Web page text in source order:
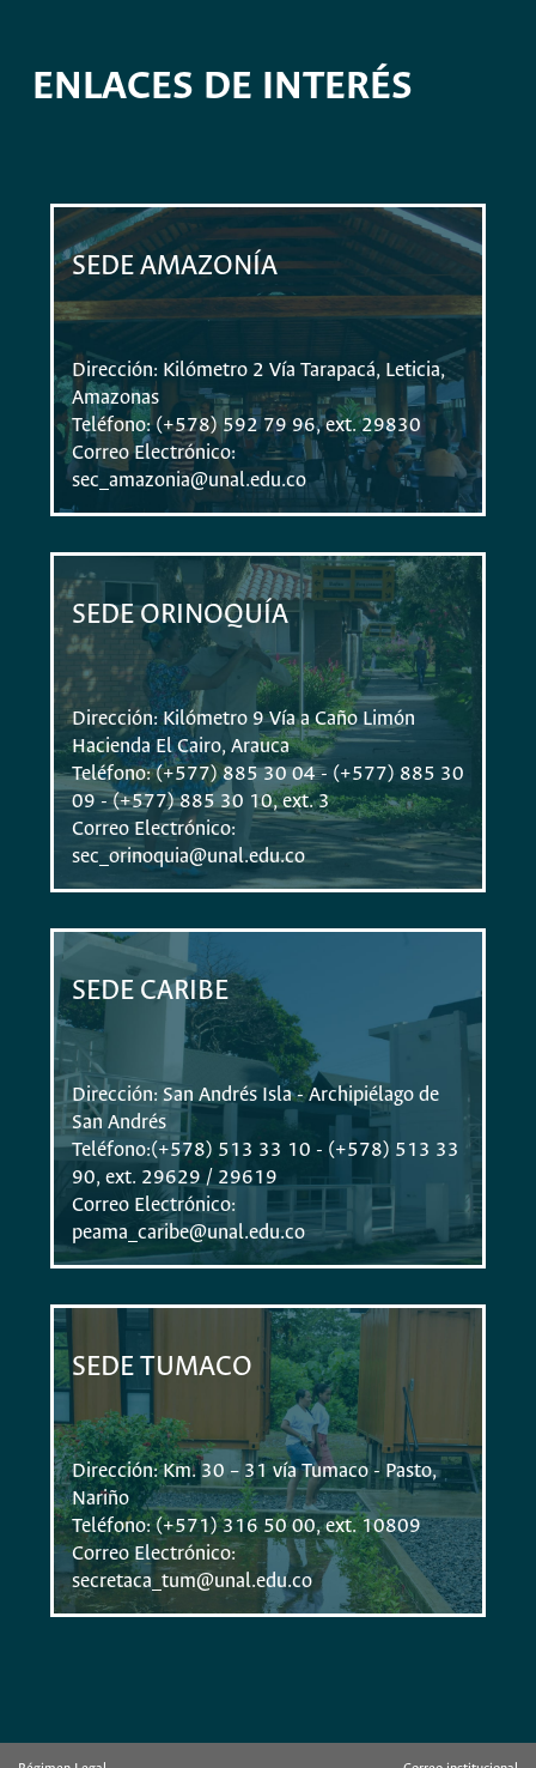
ENLACES DE INTERÉS
SEDE AMAZONÍA
Dirección: Kilómetro 2 Vía Tarapacá, Leticia,
Amazonas
Teléfono: (+578) 592 79 96, ext. 29830
Correo Electrónico:
sec_amazonia@unal.edu.co
SEDE ORINOQUÍA
Dirección: Kilómetro 9 Vía a Caño Limón
Hacienda El Cairo, Arauca
Teléfono: (+577) 885 30 04 - (+577) 885 30
09 - (+577) 885 30 10, ext. 3
Correo Electrónico:
sec_orinoquia@unal.edu.co
SEDE CARIBE
Dirección: San Andrés Isla - Archipiélago de
San Andrés
Teléfono:(+578) 513 33 10 - (+578) 513 33
90, ext. 29629 / 29619
Correo Electrónico:
peama_caribe@unal.edu.co
SEDE TUMACO
Dirección: Km. 30 – 31 vía Tumaco - Pasto,
Nariño
Teléfono: (+571) 316 50 00, ext. 10809
Correo Electrónico:
secretaca_tum@unal.edu.co